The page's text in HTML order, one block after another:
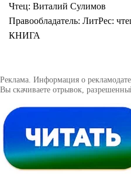
Чтец: Виталий Сулимов
Правообладатель: ЛитРес:
КНИГА
Реклама. Информация о
Вы скачиваете отрывок,